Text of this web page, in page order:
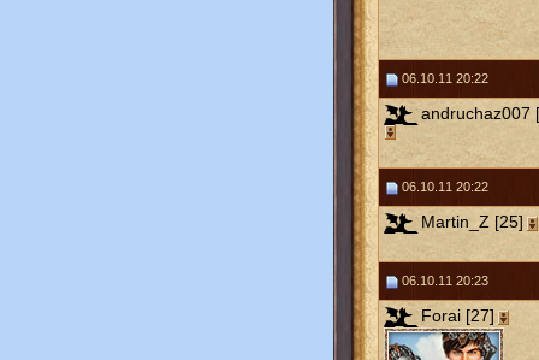
06.10.11 20:22
andruchaz007
06.10.11 20:22
Martin_Z [25]
06.10.11 20:23
Forai [27]